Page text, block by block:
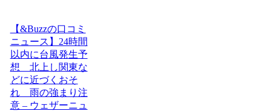
【&Buzzの口コミ
ニュース】24時間
以内に台風発生予
想 北上し関東な
どに近づくおそ
れ 雨の強まり注
意 – ウェザーニュ